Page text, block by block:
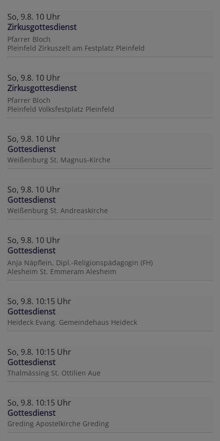
So, 9.8. 10 Uhr
Zirkusgottesdienst
Pfarrer Bloch
Pleinfeld Zirkuszelt am Festplatz Pleinfeld
So, 9.8. 10 Uhr
Zirkusgottesdienst
Pfarrer Bloch
Pleinfeld Volksfestplatz Pleinfeld
So, 9.8. 10 Uhr
Gottesdienst
Weißenburg St. Magnus-Kirche
So, 9.8. 10 Uhr
Gottesdienst
Weißenburg St. Andreaskirche
So, 9.8. 10 Uhr
Gottesdienst
Anja Näpflein, Dipl.-Religionspädagogin (FH)
Alesheim St. Emmeram Alesheim
So, 9.8. 10:15 Uhr
Gottesdienst
Heideck Evang. Gemeindehaus Heideck
So, 9.8. 10:15 Uhr
Gottesdienst
Thalmässing St. Ottilien Aue
So, 9.8. 10:15 Uhr
Gottesdienst
Greding Apostelkirche Greding